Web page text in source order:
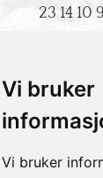
Vi bruker
Vi bruker
23 14 10